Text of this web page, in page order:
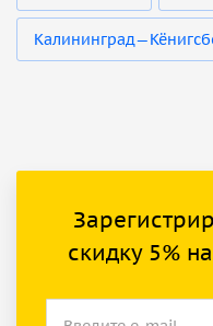
скидку 5%